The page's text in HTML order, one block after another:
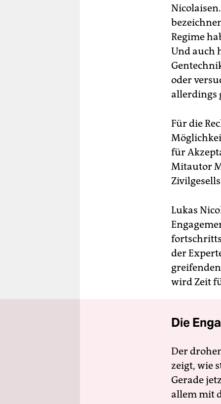
Regime
Und auch
oder
allerdings
Für die
für
Mitautor
Lukas
der
wird Zeit
Die
Der
zeigt, wie
Gerade
allem mit